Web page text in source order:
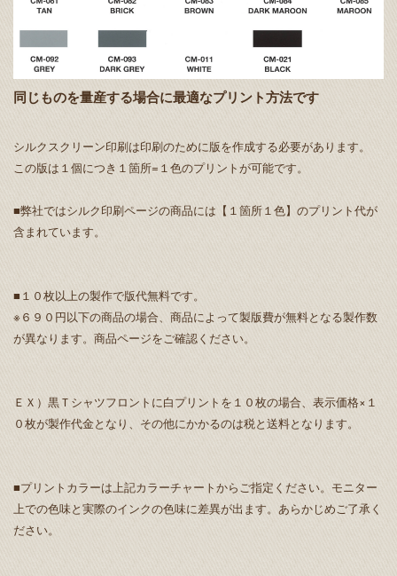
同じものを量産する場合に最適なプリント方法です
シルクスクリーン印刷は印刷のために版を作成する必要があります。
この版は１個につき１箇所=１色のプリントが可能です。
■弊社ではシルク印刷ページの商品には【１箇所１色】のプリント代が
含まれています。
■１０枚以上の製作で版代無料です。
※６９０円以下の商品の場合、商品によって製版費が無料となる製作数
が異なります。商品ページをご確認ください。
ＥＸ）黒Ｔシャツフロントに白プリントを１０枚の場合、表示価格×１
０枚が製作代金となり、その他にかかるのは税と送料となります。
■プリントカラーは上記カラーチャートからご指定ください。モニター
上での色味と実際のインクの色味に差異が出ます。あらかじめご了承く
ださい。